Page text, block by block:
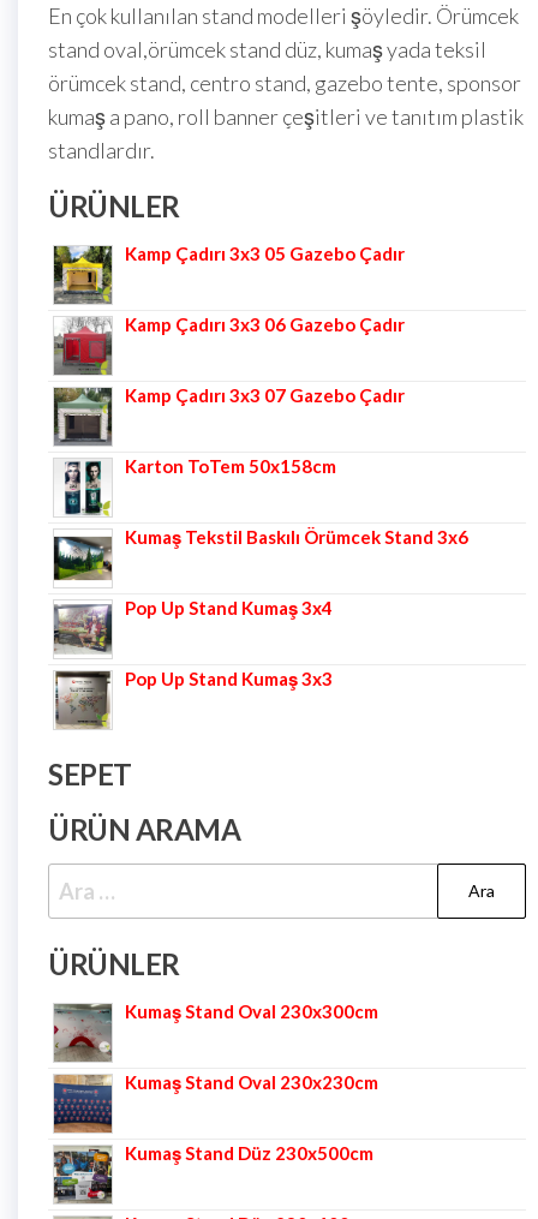
En çok kullanılan stand modelleri şöyledir. Örümcek
stand oval,örümcek stand düz, kumaş yada teksil
örümcek stand, centro stand, gazebo tente, sponsor
kumaş a pano, roll banner çeşitleri ve tanıtım plastik
standlardır.
ÜRÜNLER
Kamp Çadırı 3x3 05 Gazebo Çadır
Kamp Çadırı 3x3 06 Gazebo Çadır
Kamp Çadırı 3x3 07 Gazebo Çadır
Karton ToTem 50x158cm
Kumaş Tekstil Baskılı Örümcek Stand 3x6
Pop Up Stand Kumaş 3x4
Pop Up Stand Kumaş 3x3
SEPET
ÜRÜN ARAMA
ÜRÜNLER
Kumaş Stand Oval 230x300cm
Kumaş Stand Oval 230x230cm
Kumaş Stand Düz 230x500cm